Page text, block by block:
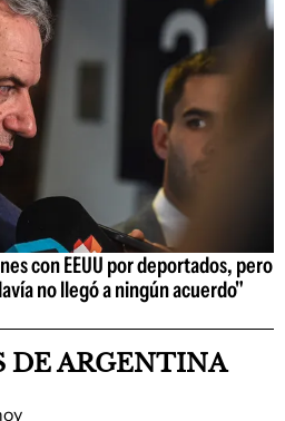
con EEUU por deportados, pero
no llegó a ningún acuerdo"
DE ARGENTINA